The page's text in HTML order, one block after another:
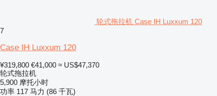
轮式拖拉机 Case IH Luxxum 120
7
Case IH Luxxum 120
¥319,800 €41,000 ≈ US$47,370
轮式拖拉机
5,900 摩托小时
功率 117 马力 (86 千瓦)